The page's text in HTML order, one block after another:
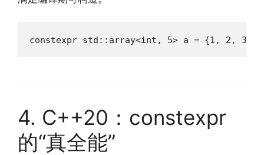
constexpr std::array<int, 5> a = {1, 2, 3,
4. C++20：constexpr
的“真全能”